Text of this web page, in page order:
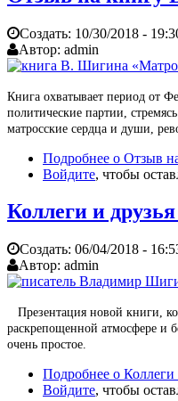
Создать: 10/30/2018 -
Автор: admin
Книга охватывает период от
политические партии,
матросские сердца и души,
Подробнее о Отзыв
Войдите, чтобы
Коллеги и
Создать: 06/04/2018 -
Автор: admin
Презентация новой книги,
раскрепощенной атмосфере и
очень простое.
Подробнее о Коллеги
Войдите, чтобы